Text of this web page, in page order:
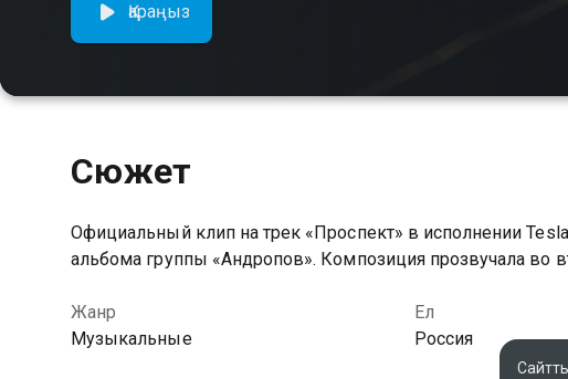
Қараңыз
Сюжет
Официальный клип на трек «Проспект» в исполнении
альбома группы «Андропов». Композиция прозвучала во
Жанр
Музыкальные
Ел
Россия